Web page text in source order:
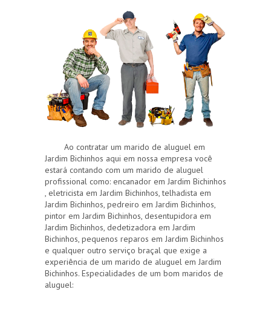
Ao contratar um marido de aluguel em
Jardim Bichinhos aqui em nossa empresa você
estará contando com um marido de aluguel
profissional como: encanador em Jardim Bichinhos
, eletricista em Jardim Bichinhos, telhadista em
Jardim Bichinhos, pedreiro em Jardim Bichinhos,
pintor em Jardim Bichinhos, desentupidora em
Jardim Bichinhos, dedetizadora em Jardim
Bichinhos, pequenos reparos em Jardim Bichinhos
e qualquer outro serviço braçal que exige a
experiência de um marido de aluguel em Jardim
Bichinhos. Especialidades de um bom maridos de
aluguel: